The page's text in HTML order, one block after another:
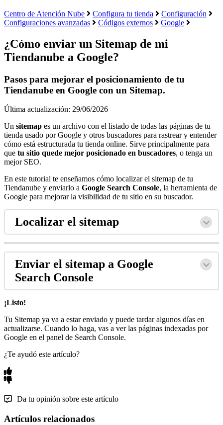
Centro de Atención Nube Configura tu tienda
Configuración
Configuraciones avanzadas
Códigos externos Google
¿Cómo enviar un Sitemap de mi
Tiendanube a Google?
Pasos para mejorar el posicionamiento de tu
Tiendanube en Google con un Sitemap.
Última actualización: 29/06/2026
Un sitemap es un archivo con el listado de todas las páginas de tu
tienda usado por Google y otros buscadores para rastrear y entender
cómo está estructurada tu tienda online. Sirve principalmente para
que tu sitio quede mejor posicionado en buscadores, o tenga un
mejor SEO.
En este tutorial te enseñamos cómo localizar el sitemap de tu
Tiendanube y enviarlo a Google Search Console, la herramienta de
Google para mejorar la visibilidad de tu sitio en su buscador.
Localizar el sitemap
Enviar el sitemap a Google
Search Console
¡Listo!
Tu Sitemap ya va a estar enviado y puede tardar algunos días en
actualizarse. Cuando lo haga, vas a ver las páginas indexadas por
Google en el panel de Search Console.
¿Te ayudó este artículo?
Da tu opinión sobre este artículo
Artículos relacionados